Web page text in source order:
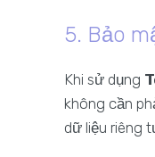
5. Bảo
Khi sử dụng
không cần
dữ liệu riêng